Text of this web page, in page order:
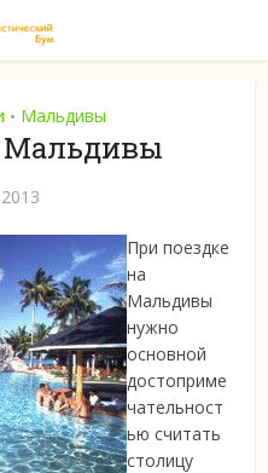
• Мальдивы
Мальдивы
При поездке
на
Мальдивы
нужно
основной
достоприме
чательност
ью считать
столицу